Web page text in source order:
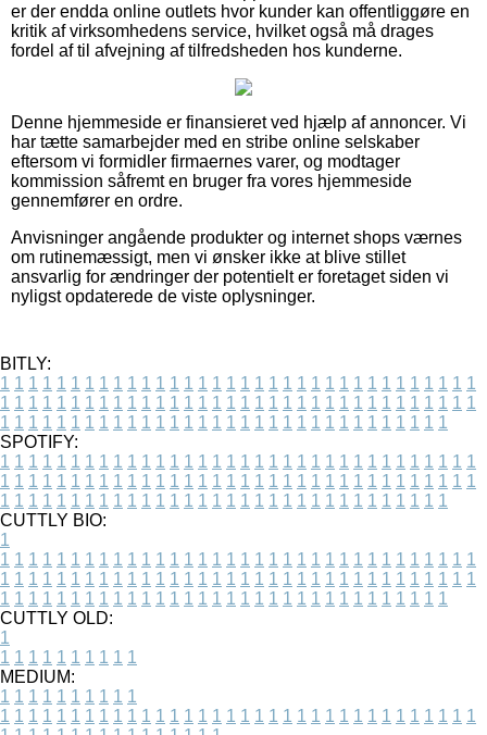
er der endda online outlets hvor kunder kan offentliggøre en
kritik af virksomhedens service, hvilket også må drages
fordel af til afvejning af tilfredsheden hos kunderne.
Denne hjemmeside er finansieret ved hjælp af annoncer. Vi
har tætte samarbejder med en stribe online selskaber
eftersom vi formidler firmaernes varer, og modtager
kommission såfremt en bruger fra vores hjemmeside
gennemfører en ordre.
Anvisninger angående produkter og internet shops værnes
om rutinemæssigt, men vi ønsker ikke at blive stillet
ansvarlig for ændringer der potentielt er foretaget siden vi
nyligst opdaterede de viste oplysninger.
BITLY:
1 1 1 1 1 1 1 1 1 1 1 1 1 1 1 1 1 1 1 1 1 1 1 1 1 1 1 1 1 1 1 1 1 1
1 1 1 1 1 1 1 1 1 1 1 1 1 1 1 1 1 1 1 1 1 1 1 1 1 1 1 1 1 1 1 1 1 1
1 1 1 1 1 1 1 1 1 1 1 1 1 1 1 1 1 1 1 1 1 1 1 1 1 1 1 1 1 1 1 1
SPOTIFY:
1 1 1 1 1 1 1 1 1 1 1 1 1 1 1 1 1 1 1 1 1 1 1 1 1 1 1 1 1 1 1 1 1 1
1 1 1 1 1 1 1 1 1 1 1 1 1 1 1 1 1 1 1 1 1 1 1 1 1 1 1 1 1 1 1 1 1 1
1 1 1 1 1 1 1 1 1 1 1 1 1 1 1 1 1 1 1 1 1 1 1 1 1 1 1 1 1 1 1 1
CUTTLY BIO:
1
1 1 1 1 1 1 1 1 1 1 1 1 1 1 1 1 1 1 1 1 1 1 1 1 1 1 1 1 1 1 1 1 1 1
1 1 1 1 1 1 1 1 1 1 1 1 1 1 1 1 1 1 1 1 1 1 1 1 1 1 1 1 1 1 1 1 1 1
1 1 1 1 1 1 1 1 1 1 1 1 1 1 1 1 1 1 1 1 1 1 1 1 1 1 1 1 1 1 1 1
CUTTLY OLD:
1
1 1 1 1 1 1 1 1 1 1
MEDIUM:
1 1 1 1 1 1 1 1 1 1
1 1 1 1 1 1 1 1 1 1 1 1 1 1 1 1 1 1 1 1 1 1 1 1 1 1 1 1 1 1 1 1 1 1